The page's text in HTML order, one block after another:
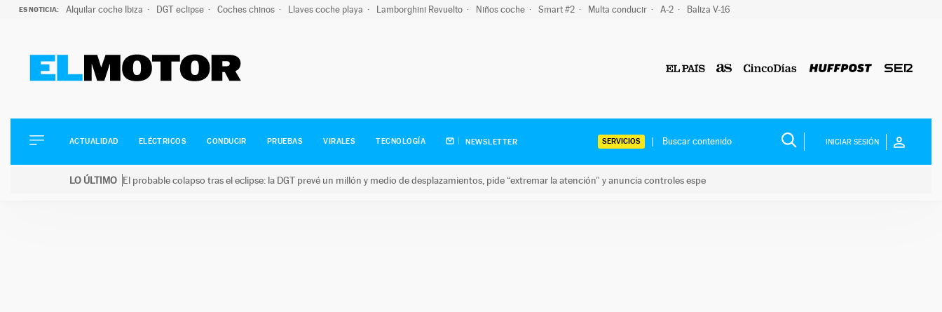
ES NOTICIA: Alquilar coche Ibiza DGT eclipse Coches chinos Llaves coche playa Lamborghini Revuelto Niños coche Smart #2 Multa conducir A-2 Baliza V-16
ELÉCTRICOS
CONDUCIR
ACTUALIDAD ELÉCTRICOS CONDUCIR PRUEBAS VIRALES TECNOLOGÍA NEWSLETTER SERVICIOS INICIAR SESIÓN
LO ÚLTIMO El probable colapso tras el eclipse: la DGT prevé un millón y medio de desplazamientos, pide “extremar la atención” y anuncia controles espe